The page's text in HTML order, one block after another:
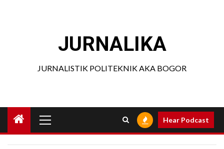
JURNALIKA
JURNALISTIK POLITEKNIK AKA BOGOR
Menu
Hear Podcast